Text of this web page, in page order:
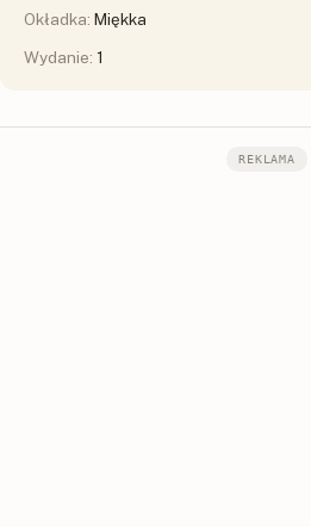
Okładka: Miękka
Wydanie: 1
REKLAMA